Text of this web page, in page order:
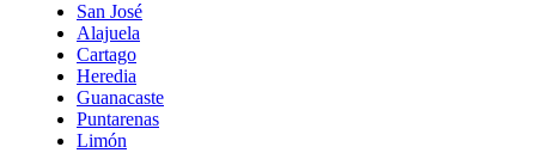
San José
Alajuela
Cartago
Heredia
Guanacaste
Puntarenas
Limón